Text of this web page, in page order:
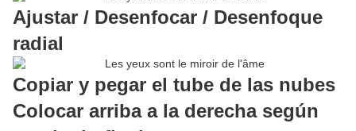
Ajustar / Desenfocar / Desenfoque
radial
Copiar y pegar el tube de las nubes
Colocar arriba a la derecha según